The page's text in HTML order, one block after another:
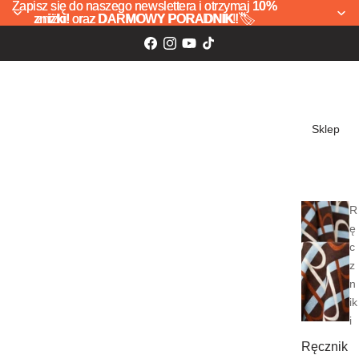
Zapisz się do naszego newslettera i otrzymaj 10%
zniżki! oraz DARMOWY PORADNIK!🏷️
Zapisz się do naszego newslettera i otrzymaj 10%
zniżki! oraz DARMOWY PORADNIK! 🏷️
Sklep
R
ę
c
z
n
ik
i
Ręcznik